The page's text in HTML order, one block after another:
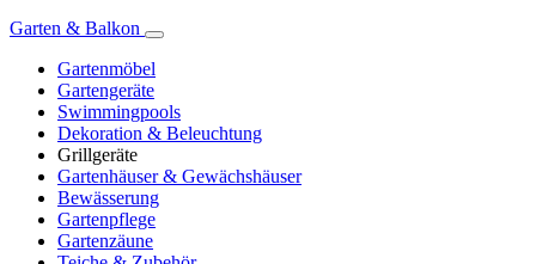
Garten & Balkon
Gartenmöbel
Gartengeräte
Swimmingpools
Dekoration & Beleuchtung
Grillgeräte
Gartenhäuser & Gewächshäuser
Bewässerung
Gartenpflege
Gartenzäune